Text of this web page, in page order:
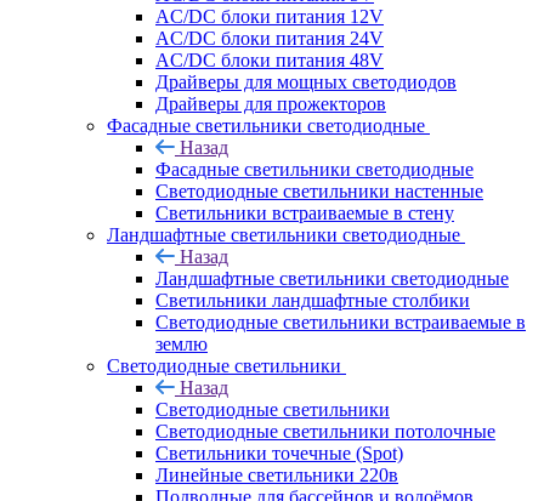
AC/DC блоки питания 12V
AC/DC блоки питания 24V
AC/DC блоки питания 48V
Драйверы для мощных светодиодов
Драйверы для прожекторов
Фасадные светильники светодиодные
Назад
Фасадные светильники светодиодные
Светодиодные светильники настенные
Светильники встраиваемые в стену
Ландшафтные светильники светодиодные
Назад
Ландшафтные светильники светодиодные
Светильники ландшафтные столбики
Светодиодные светильники встраиваемые в
землю
Светодиодные светильники
Назад
Светодиодные светильники
Светодиодные светильники потолочные
Светильники точечные (Spot)
Линейные светильники 220в
Подводные для бассейнов и водоёмов